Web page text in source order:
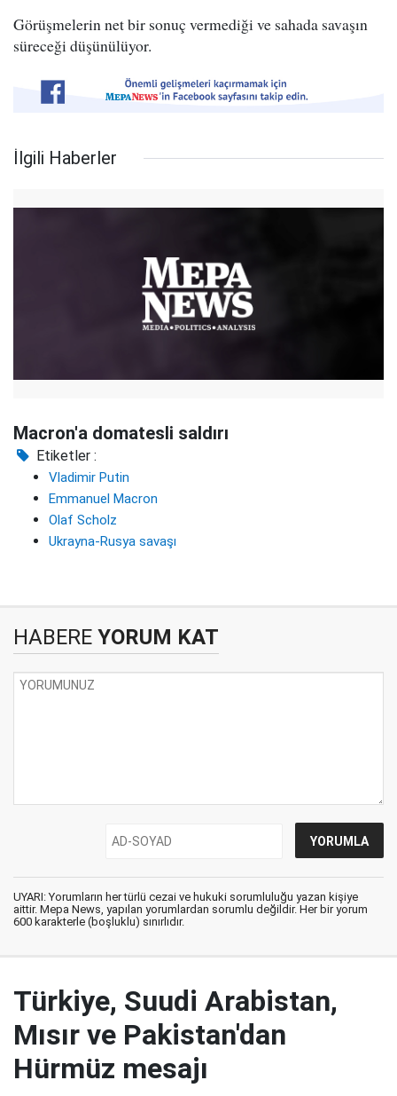
Görüşmelerin net bir sonuç vermediği ve sahada savaşın
süreceği düşünülüyor.
İlgili Haberler
Macron'a domatesli saldırı
Etiketler :
Vladimir Putin
Emmanuel Macron
Olaf Scholz
Ukrayna-Rusya savaşı
HABERE YORUM KAT
UYARI: Yorumların her türlü cezai ve hukuki sorumluluğu yazan kişiye
aittir. Mepa News, yapılan yorumlardan sorumlu değildir. Her bir yorum
600 karakterle (boşluklu) sınırlıdır.
Türkiye, Suudi Arabistan,
Mısır ve Pakistan'dan
Hürmüz mesajı